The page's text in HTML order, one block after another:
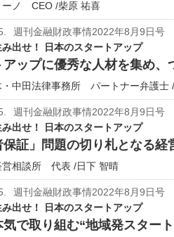
ーノ CEO /柴原 祐喜
週刊金融財政事情2022年8月9日号
み出せ！ 日本のスタートアップ
アップに優秀な人材を集め、
・中田法律事務所 パートナー弁護士
週刊金融財政事情2022年8月9日号
み出せ！ 日本のスタートアップ
保証」問題の切り札となる
営相談所 代表 /日下 智晴
週刊金融財政事情2022年8月9日号
み出せ！ 日本のスタートアップ
で取り組む“地域発スター